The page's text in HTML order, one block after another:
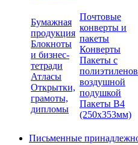
Бумажная
продукция
Блокноты
и бизнес-
тетради
Атласы
Открытки,
грамоты,
дипломы
Почтовые
конверты и
пакеты
Конверты
Пакеты с
воздушной
подушкой
Пакеты В4
(250х353мм)
Письменные